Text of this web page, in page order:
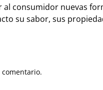
al consumidor nuevas
su sabor, sus